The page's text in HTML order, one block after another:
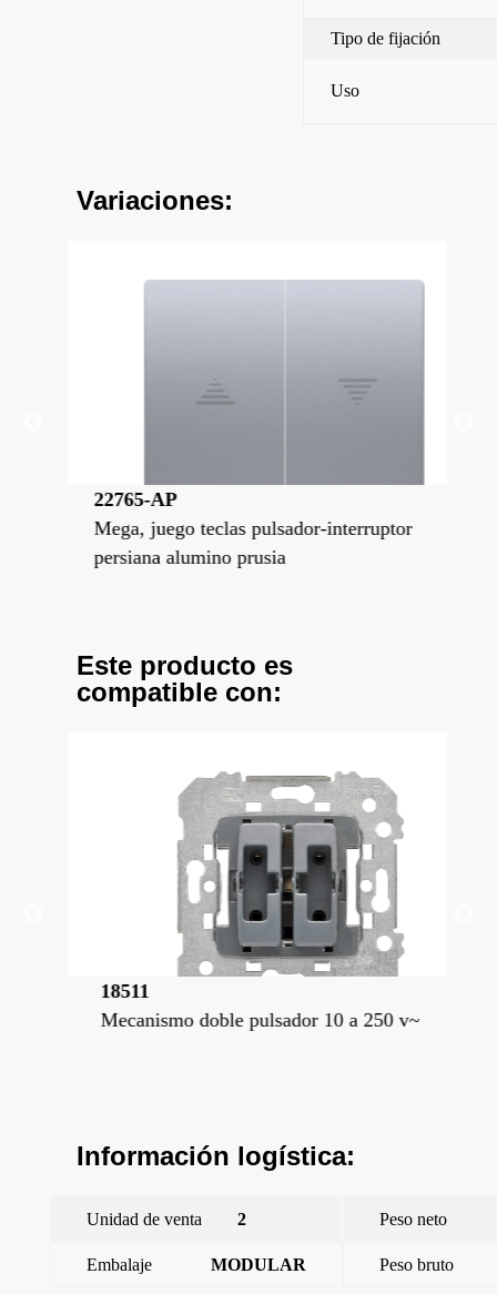
Tipo de fijación
Uso
Variaciones:
22765-AP
Mega, juego teclas pulsador-interruptor
persiana alumino prusia
Este producto es
compatible con:
18511
Mecanismo doble pulsador 10 a 250 v~
Información logística:
Unidad de venta 2 Peso neto
Embalaje MODULAR Peso bruto